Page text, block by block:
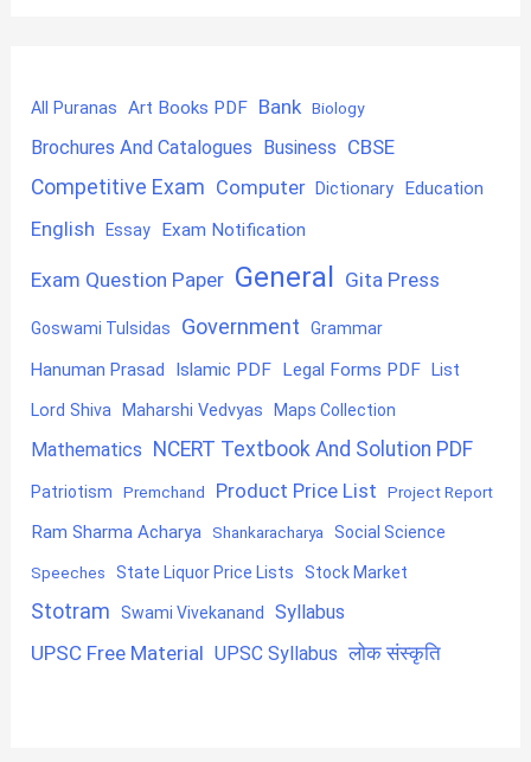
All Puranas Art Books PDF Bank Biology
Brochures And Catalogues Business CBSE
Competitive Exam Computer Dictionary Education
English Essay Exam Notification
Exam Question Paper General Gita Press
Goswami Tulsidas Government Grammar
Hanuman Prasad Islamic PDF Legal Forms PDF List
Lord Shiva Maharshi Vedvyas Maps Collection
Mathematics NCERT Textbook And Solution PDF
Patriotism Premchand Product Price List Project Report
Ram Sharma Acharya Shankaracharya Social Science
Speeches State Liquor Price Lists Stock Market
Stotram Swami Vivekanand Syllabus
UPSC Free Material UPSC Syllabus लोक संस्कृति